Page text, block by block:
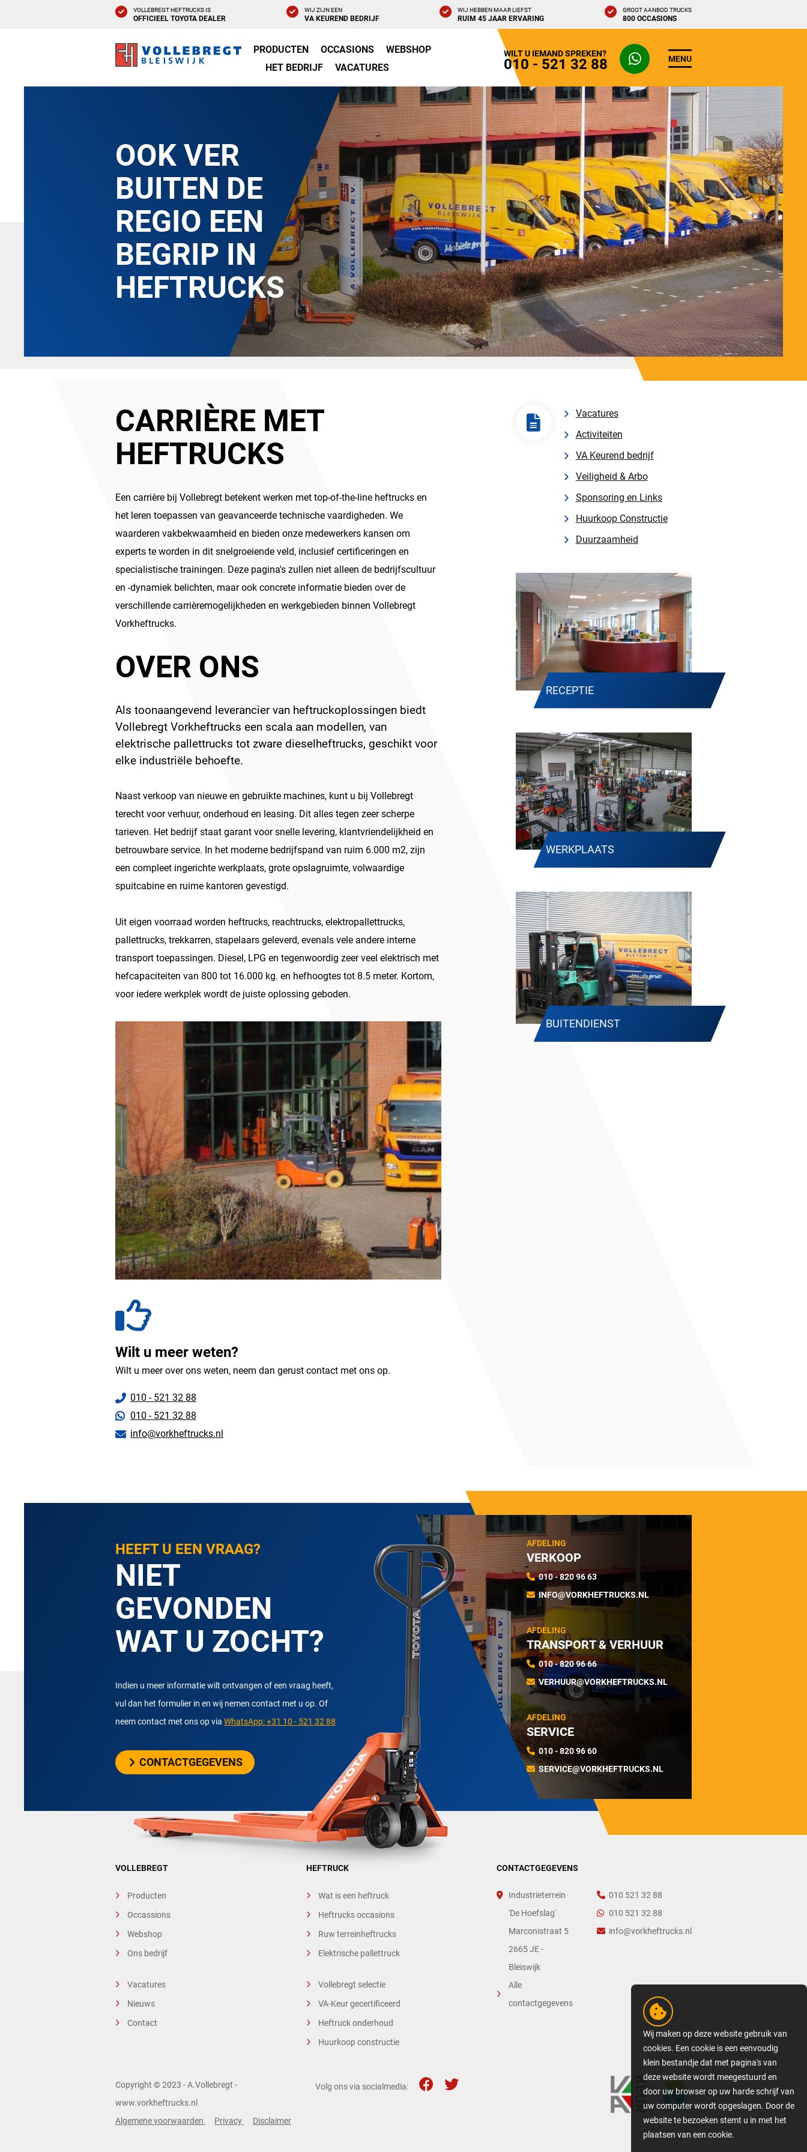
VOLLEBREGT HEFTRUCKS IS
OFFICIEEL TOYOTA DEALER
WIJ ZIJN EEN
VA KEUREND BEDRIJF
WIJ HEBBEN MAAR LIEFST
RUIM 45 JAAR ERVARING
GROOT AANBOD TRUCKS
800 OCCASIONS
PRODUCTEN OCCASIONS
WEBSHOP
HET BEDRIJF
VACATURES
WILT U IEMAND SPREKEN?
010 - 521 32 88 MENU
OOK VER
BUITEN DE
REGIO EEN
BEGRIP IN
HEFTRUCKS
CARRIÈRE MET
HEFTRUCKS
Een carrière bij Vollebregt betekent werken met top-of-the-line heftrucks en
het leren toepassen van geavanceerde technische vaardigheden. We
waarderen vakbekwaamheid en bieden onze medewerkers kansen om
experts te worden in dit snelgroeiende veld, inclusief certificeringen en
specialistische trainingen. Deze pagina's zullen niet alleen de bedrijfscultuur
en -dynamiek belichten, maar ook concrete informatie bieden over de
verschillende carrièremogelijkheden en werkgebieden binnen Vollebregt
Vorkheftrucks.
OVER ONS
Als toonaangevend leverancier van heftruckoplossingen biedt
Vollebregt Vorkheftrucks een scala aan modellen, van
elektrische pallettrucks tot zware dieselheftrucks, geschikt voor
elke industriële behoefte.
Naast verkoop van nieuwe en gebruikte machines, kunt u bij Vollebregt
terecht voor verhuur, onderhoud en leasing. Dit alles tegen zeer scherpe
tarieven. Het bedrijf staat garant voor snelle levering, klantvriendelijkheid en
betrouwbare service. In het moderne bedrijfspand van ruim 6.000 m2, zijn
een compleet ingerichte werkplaats, grote opslagruimte, volwaardige
spuitcabine en ruime kantoren gevestigd.
Uit eigen voorraad worden heftrucks, reachtrucks, elektropallettrucks,
pallettrucks, trekkarren, stapelaars geleverd, evenals vele andere interne
transport toepassingen. Diesel, LPG en tegenwoordig zeer veel elektrisch met
hefcapaciteiten van 800 tot 16.000 kg. en hefhoogtes tot 8.5 meter. Kortom,
voor iedere werkplek wordt de juiste oplossing geboden.
Wilt u meer weten?
Wilt u meer over ons weten, neem dan gerust contact met ons op.
010 - 521 32 88
010 - 521 32 88
info@vorkheftrucks.nl
Vacatures
Activiteiten
VA Keurend bedrijf
Veiligheid & Arbo
Sponsoring en Links
Huurkoop Constructie
Duurzaamheid
RECEPTIE
WERKPLAATS
BUITENDIENST
HEEFT U EEN VRAAG?
NIET
GEVONDEN
WAT U ZOCHT?
Indien u meer informatie wilt ontvangen of een vraag heeft,
vul dan het formulier in en wij nemen contact met u op. Of
neem contact met ons op via WhatsApp: +31 10 - 521 32 88
CONTACTGEGEVENS
AFDELING
VERKOOP
010 - 820 96 63
INFO@VORKHEFTRUCKS.NL
AFDELING
TRANSPORT & VERHUUR
010 - 820 96 66
VERHUUR@VORKHEFTRUCKS.NL
AFDELING
SERVICE
010 - 820 96 60
SERVICE@VORKHEFTRUCKS.NL
VOLLEBREGT
Producten
Occassions
Webshop
Ons bedrijf
Vacatures
Nieuws
Contact
HEFTRUCK
Wat is een heftruck
Heftrucks occasions
Ruw terreinheftrucks
Elektrische pallettruck
Vollebregt selectie
VA-Keur gecertificeerd
Heftruck onderhoud
Huurkoop constructie
CONTACTGEGEVENS
Industrieterrein
'De Hoefslag'
Marconistraat 5
2665 JE -
Bleiswijk
Alle
contactgegevens
010 521 32 88
010 521 32 88
info@vorkheftrucks.nl
Copyright © 2023 - A.Vollebregt -
www.vorkheftrucks.nl
Algemene voorwaarden
Privacy Disclaimer
Volg ons via socialmedia:
Wij maken op deze website gebruik van
cookies. Een cookie is een eenvoudig
klein bestandje dat met pagina's van
deze website wordt meegestuurd en
door uw browser op uw harde schrijf van
uw computer wordt opgeslagen. Door de
website te bezoeken stemt u in met het
plaatsen van een cookie.